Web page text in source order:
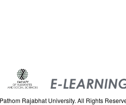
Rajabhat University. All Rights